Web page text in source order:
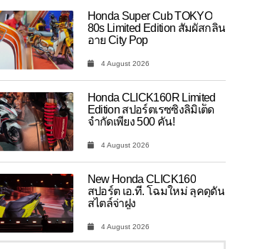
Honda Super Cub TOKYO
80s Limited Edition สัมผัสกลิ่น
อาย City Pop
4 August 2026
Honda CLICK160R Limited
Edition สปอร์ตเรซซิ่งลิมิเต็ด
จำกัดเพียง 500 คัน!
4 August 2026
New Honda CLICK160
สปอร์ต เอ.ที. โฉมใหม่ ลุคดุดัน
สไตล์จ่าฝูง
4 August 2026